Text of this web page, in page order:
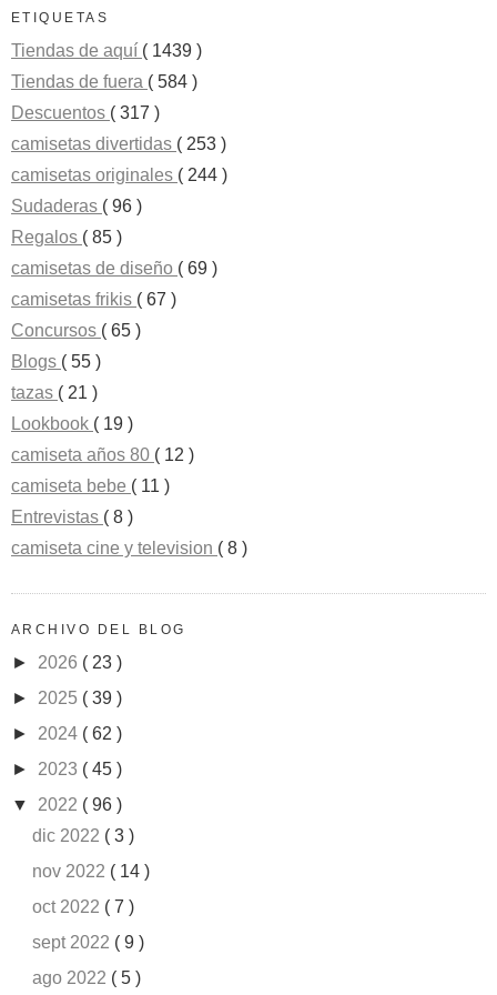
ETIQUETAS
Tiendas de aquí ( 1439 )
Tiendas de fuera ( 584 )
Descuentos ( 317 )
camisetas divertidas ( 253 )
camisetas originales ( 244 )
Sudaderas ( 96 )
Regalos ( 85 )
camisetas de diseño ( 69 )
camisetas frikis ( 67 )
Concursos ( 65 )
Blogs ( 55 )
tazas ( 21 )
Lookbook ( 19 )
camiseta años 80 ( 12 )
camiseta bebe ( 11 )
Entrevistas ( 8 )
camiseta cine y television ( 8 )
ARCHIVO DEL BLOG
► 2026 ( 23 )
► 2025 ( 39 )
► 2024 ( 62 )
► 2023 ( 45 )
▼ 2022 ( 96 )
dic 2022 ( 3 )
nov 2022 ( 14 )
oct 2022 ( 7 )
sept 2022 ( 9 )
ago 2022 ( 5 )